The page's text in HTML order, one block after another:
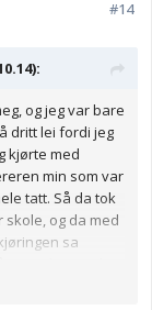
#14
og jeg var bare
dritt lei fordi jeg
kjørte med
min som var
tatt. Så da tok
og da med
sa
alt for å